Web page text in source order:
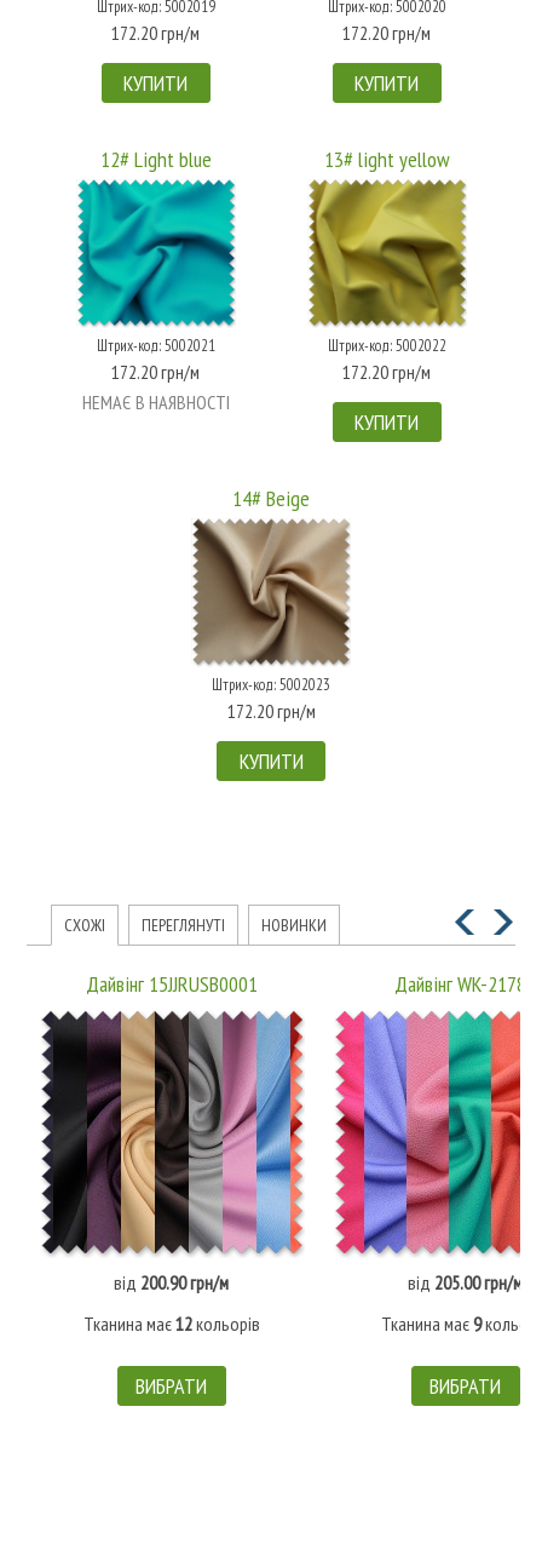
Штрих-код: 5002019
172.20 грн/м
КУПИТИ
Штрих-код: 5002020
172.20 грн/м
КУПИТИ
12# Light blue
Штрих-код: 5002021
172.20 грн/м
НЕМАЄ В НАЯВНОСТІ
13# light yellow
Штрих-код: 5002022
172.20 грн/м
КУПИТИ
14# Beige
Штрих-код: 5002023
172.20 грн/м
КУПИТИ
СХОЖІ ПЕРЕГЛЯНУТІ НОВИНКИ
Дайвінг 15JJRUSB0001
від 200.90 грн/м
Тканина має12кольорів
ВИБРАТИ
Дайвінг WK-21780
від 205.00 грн/м
Тканина має9
ВИБРАТИ